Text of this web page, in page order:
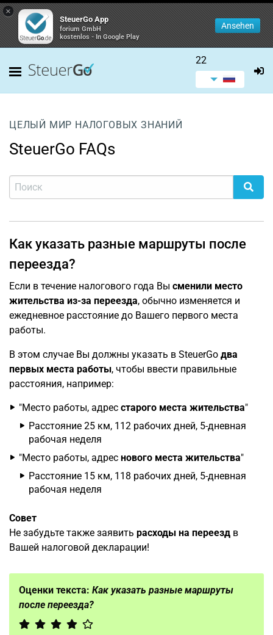
×
SteuerGo App
forium GmbH
kostenlos - In Google Play
Ansehen
22
ЦЕЛЫЙ МИР НАЛОГОВЫХ ЗНАНИЙ
SteuerGo FAQs
Как указать разные маршруты после
переезда?
Если в течение налогового года Вы сменили место
жительства из-за переезда, обычно изменяется и
ежедневное расстояние до Вашего первого места
работы.
В этом случае Вы должны указать в SteuerGo два
первых места работы, чтобы ввести правильные
расстояния, например:
"Место работы, адрес старого места жительства"
Расстояние 25 км, 112 рабочих дней, 5-дневная
рабочая неделя
"Место работы, адрес нового места жительства"
Расстояние 15 км, 118 рабочих дней, 5-дневная
рабочая неделя
Совет
Не забудьте также заявить расходы на переезд в
Вашей налоговой декларации!
Оценки текста: Как указать разные маршруты
после переезда?